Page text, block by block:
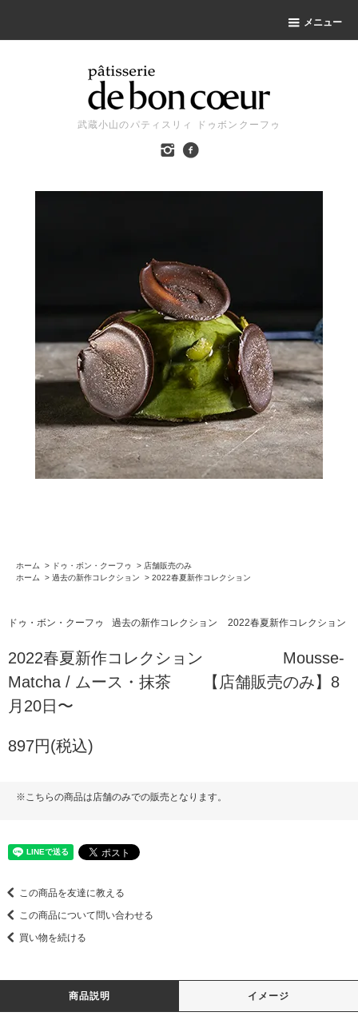
メニュー
武蔵小山のパティスリィ ドゥボンクーフゥ
ホーム > ドゥ・ボン・クーフゥ > 店舗販売のみ
ホーム
> 過去の新作コレクション > 2022春夏新作コレクション
ドゥ・ボン・クーフゥ 過去の新作コレクション 2022春夏新作コレクション
2022春夏新作コレクション Mousse-
Matcha / ムース・抹茶 【店舗販売のみ】8
月20日〜
897円(税込)
※こちらの商品は店舗のみでの販売となります。
この商品を友達に教える
この商品について問い合わせる
買い物を続ける
商品説明 イメージ